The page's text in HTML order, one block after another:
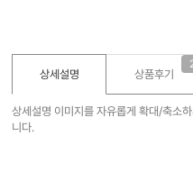
상세설명 상품후기
상세설명 이미지를 자유롭게 확대/축소
니다.